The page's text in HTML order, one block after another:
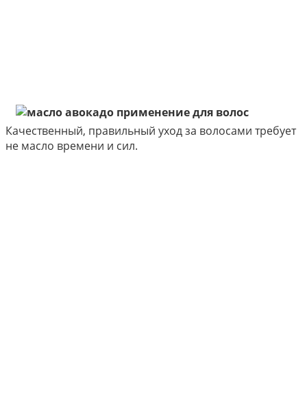
Качественный, правильный уход за волосами требует
не масло времени и сил.